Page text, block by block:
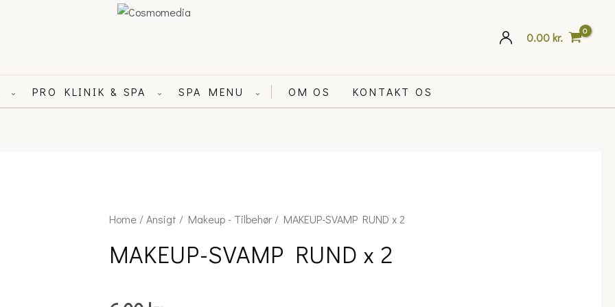
0.00kr.
⌄ PRO KLINIK & SPA ⌄ SPA MENU ⌄ OM OS KONTAKT OS
Home/Ansigt / Makeup - Tilbehør/ MAKEUP-SVAMP RUND x 2
MAKEUP-SVAMP RUND x 2
MAKEUP-
RUND